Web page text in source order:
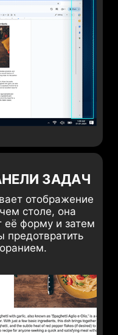
ЗАДАЧ
отображение
столе, она
её форму и затем
предотвратить